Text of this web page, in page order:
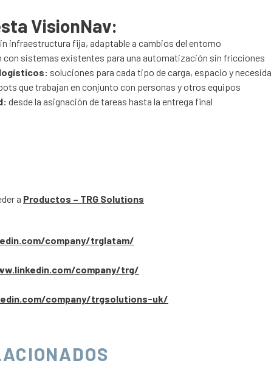
VisionNav:
infraestructura fija, adaptable a cambios del entorno
con sistemas existentes para una automatización sin fricciones
soluciones para cada tipo de carga, espacio y
que trabajan en conjunto con personas y otros equipos
desde la asignación de tareas hasta la entrega final
a Productos – TRG Solutions
company/trglatam/
company/trg/
company/trgsolutions-uk/